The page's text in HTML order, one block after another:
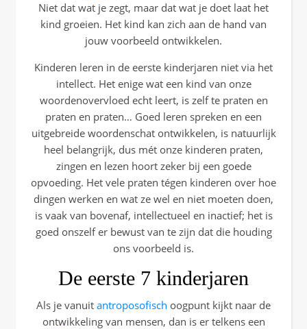
Niet dat wat je zegt, maar dat wat je doet laat het
kind groeien. Het kind kan zich aan de hand van
jouw voorbeeld ontwikkelen.
Kinderen leren in de eerste kinderjaren niet via het
intellect. Het enige wat een kind van onze
woordenovervloed echt leert, is zelf te praten en
praten en praten… Goed leren spreken en een
uitgebreide woordenschat ontwikkelen, is natuurlijk
heel belangrijk, dus mét onze kinderen praten,
zingen en lezen hoort zeker bij een goede
opvoeding. Het vele praten tégen kinderen over hoe
dingen werken en wat ze wel en niet moeten doen,
is vaak van bovenaf, intellectueel en inactief; het is
goed onszelf er bewust van te zijn dat die houding
ons voorbeeld is.
De eerste 7 kinderjaren
Als je vanuit antroposofisch oogpunt kijkt naar de
ontwikkeling van mensen, dan is er telkens een